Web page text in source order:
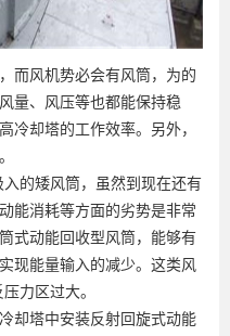
而风机势必会有风筒，为的
量、风压等也都能保持稳
冷却塔的工作效率。另外，
的矮风筒，虽然到现在还有
能消耗等方面的劣势是非常
式动能回收型风筒，能够有
现能量输入的减少。这类风
力区过大。
却塔中安装反射回旋式动能